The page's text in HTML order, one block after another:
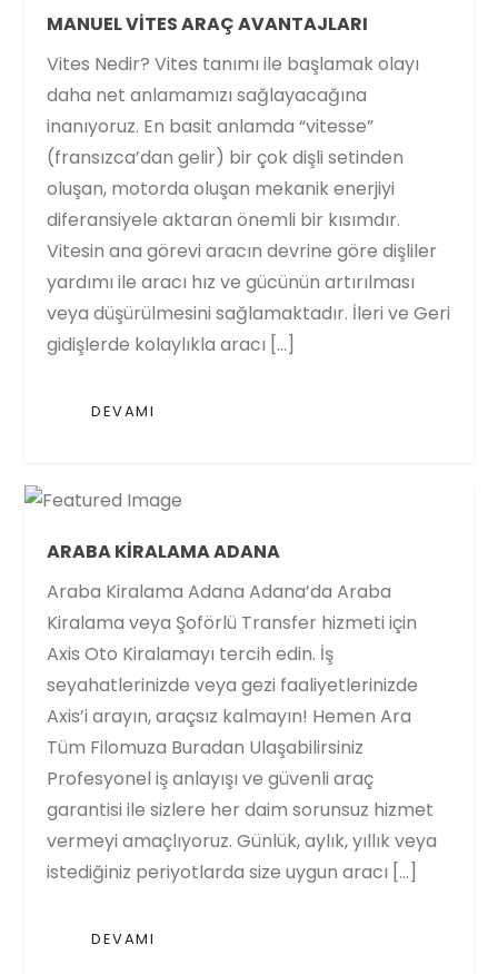
MANUEL VITES ARAÇ AVANTAJLARI
Vites Nedir? Vites tanımı ile başlamak olayı
daha net anlamamızı sağlayacağına
inanıyoruz. En basit anlamda “vitesse”
(fransızca’dan gelir) bir çok dişli setinden
oluşan, motorda oluşan mekanik enerjiyi
diferansiyele aktaran önemli bir kısımdır.
Vitesin ana görevi aracın devrine göre dişliler
yardımı ile aracı hız ve gücünün artırılması
veya düşürülmesini sağlamaktadır. İleri ve Geri
gidişlerde kolaylıkla aracı […]
DEVAMI
ARABA KIRALAMA ADANA
Araba Kiralama Adana Adana’da Araba
Kiralama veya Şoförlü Transfer hizmeti için
Axis Oto Kiralamayı tercih edin. İş
seyahatlerinizde veya gezi faaliyetlerinizde
Axis’i arayın, araçsız kalmayın! Hemen Ara
Tüm Filomuza Buradan Ulaşabilirsiniz
Profesyonel iş anlayışı ve güvenli araç
garantisi ile sizlere her daim sorunsuz hizmet
vermeyi amaçlıyoruz. Günlük, aylık, yıllık veya
istediğiniz periyotlarda size uygun aracı […]
DEVAMI